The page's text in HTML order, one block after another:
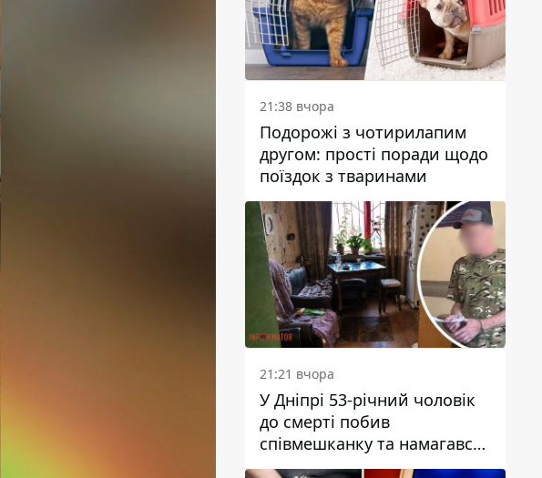
21:38 вчора
Подорожі з чотирилапим
другом: прості поради щодо
поїздок з тваринами
21:21 вчора
У Дніпрі 53-річний чоловік
до смерті побив
співмешканку та намагався
приховати злочин: деталі